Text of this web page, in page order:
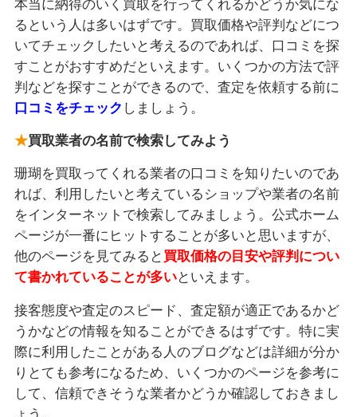
本当に納得のいく買取を行ってくれるかどうか気にな
るという人は多いはずです。買取価格や評判などにつ
いてチェックしたいと考えるのであれば、口コミを探
すことがおすすめだといえます。いくつかの方法で評
判などを探すことができるので、査定を依頼する前に
口コミをチェック しましょう。
買取業者の名前で検索してみよう
珊瑚を買取ってくれる業者の口コミを知りたいのであ
れば、利用したいと考えているショップや業者の名前
をインターネットで検索してみましょう。公式ホーム
ページが一番にヒットすることが多いと思いますが、
他のページを見てみると 買取価格の目安や評判につい
て書かれていることが多いといえます。
接客態度や査定のスピード、査定額が適正であるかど
うかなどの情報を知ることができるはずです。特に実
際に利用したことがある人のブログなどは詳細が分か
りとても参考になるため、いくつかのページを参考に
して、信頼できそうな業者かどうか確認しておきまし